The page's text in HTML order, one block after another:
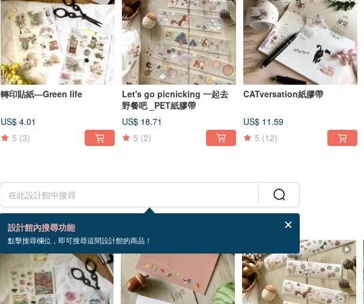
轉印貼紙—Green life
US$ 4.01
5 (3)
Let's go picnicking 一起去
野餐吧 _PET紙膠帶
US$ 18.71
5 (2)
CATversation紙膠帶
US$ 11.59
5 (12)
設計館內搜尋功能
點擊搜尋欄位，即可搜尋這間設計館的商品！
41 個商品